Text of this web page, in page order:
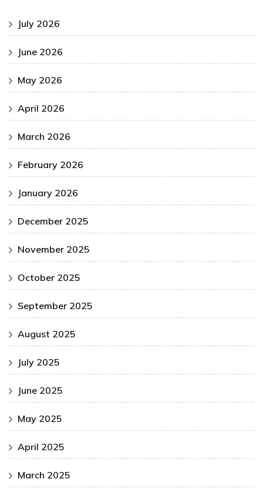
July 2026
June 2026
May 2026
April 2026
March 2026
February 2026
January 2026
December 2025
November 2025
October 2025
September 2025
August 2025
July 2025
June 2025
May 2025
April 2025
March 2025